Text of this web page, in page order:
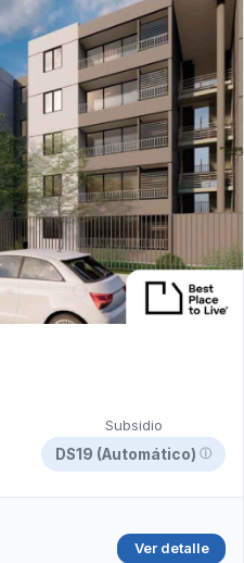
Subsidio
DS19 (Automático) ⓘ
Ver detalle